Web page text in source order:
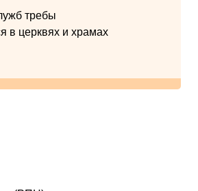
требы
в церквях и храмах